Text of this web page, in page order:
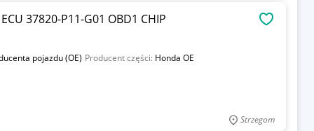
37820-P11-G01 OBD1 CHIP
pojazdu (OE) Producent części: Honda OE
Strzegom